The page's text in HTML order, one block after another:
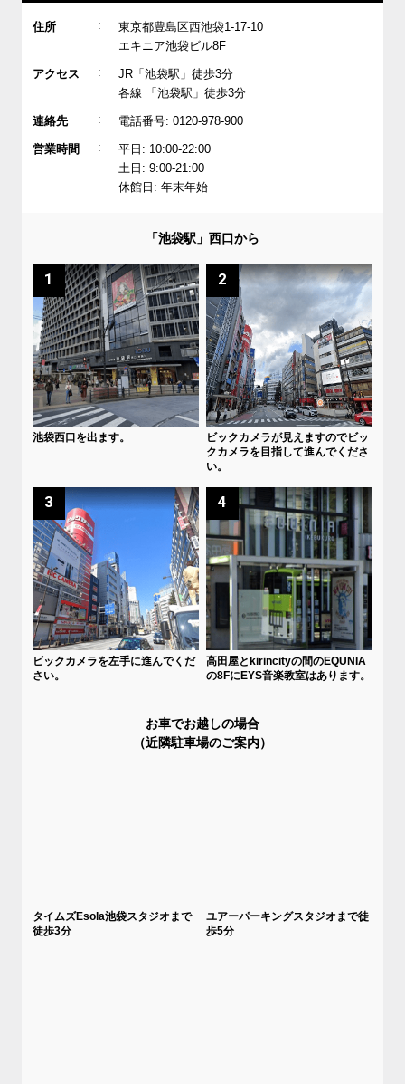
住所 :
東京都豊島区西池袋1-17-10
エキニア池袋ビル8F
アクセス :
JR「池袋駅」徒歩3分
各線 「池袋駅」徒歩3分
連絡先 : 電話番号: 0120-978-900
営業時間 :
平日: 10:00-22:00
土日: 9:00-21:00
休館日: 年末年始
「池袋駅」西口から
1
池袋西口を出ます。
2
ビックカメラが見えますのでビッ
クカメラを目指して進んでくださ
い。
3
ビックカメラを左手に進んでくだ
さい。
4
高田屋とkirincityの間のEQUNIA
の8FにEYS音楽教室はあります。
お車でお越しの場合
（近隣駐車場のご案内）
タイムズEsola池袋スタジオまで
徒歩3分
ユアーパーキングスタジオまで徒
歩5分